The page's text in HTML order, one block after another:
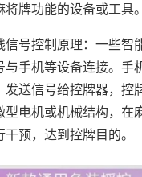
牌功能的设备或工具。
信号控制原理：一些智
与手机等设备连接。手
发送信号给控牌器，控
电机或机械结构，在
预，达到控牌目的。